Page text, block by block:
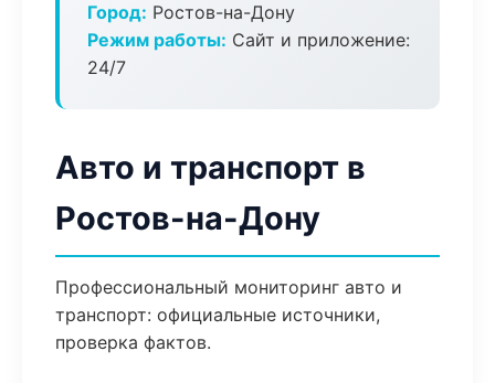
Город: Ростов-на-Дону
Режим работы: Сайт и приложение:
24/7
Авто и транспорт в
Ростов-на-Дону
Профессиональный мониторинг авто и
транспорт: официальные источники,
проверка фактов.